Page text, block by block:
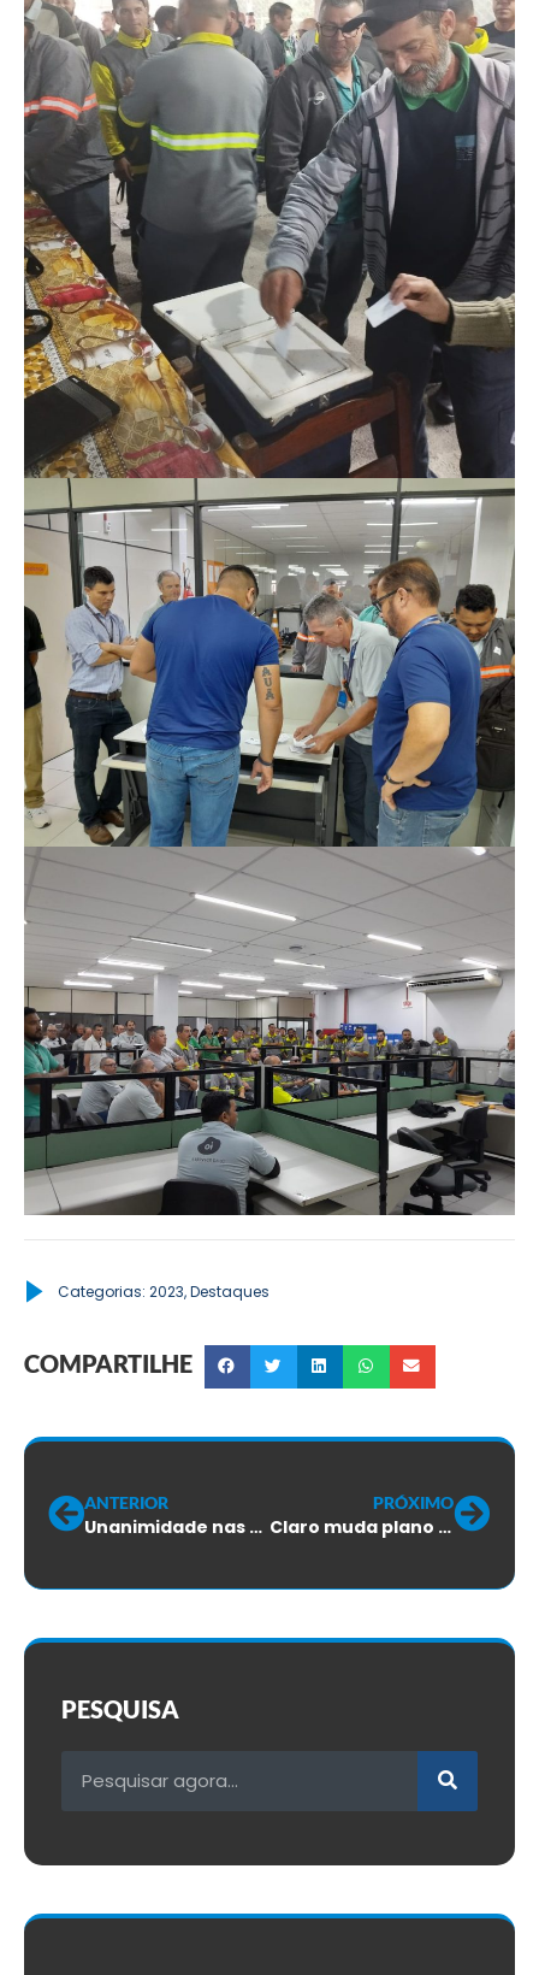
Categorias: 2023,Destaques
COMPARTILHE
ANTERIOR
Unanimidade nas urnas: chapa união é eleita para os próximos 4 anos no SINTTEL-AP
PRÓXIMO
Claro muda plano de saúde e SINTTEL-SC toma atitude contra eventuais precarizações
PESQUISA